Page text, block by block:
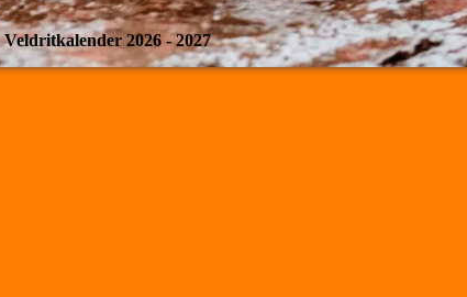
Veldritkalender 2026 - 2027